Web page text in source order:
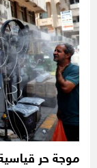
موجة حر